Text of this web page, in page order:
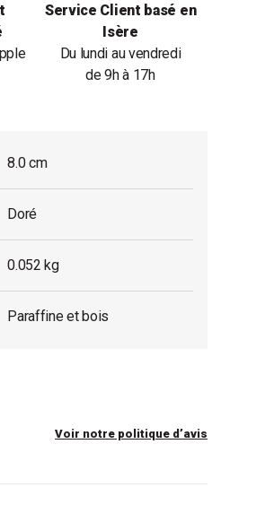
Service Client basé en
Isère
Du lundi au vendredi
de 9h à 17h
8.0 cm
Doré
0.052 kg
Paraffine et bois
Voir notre politique d’avis